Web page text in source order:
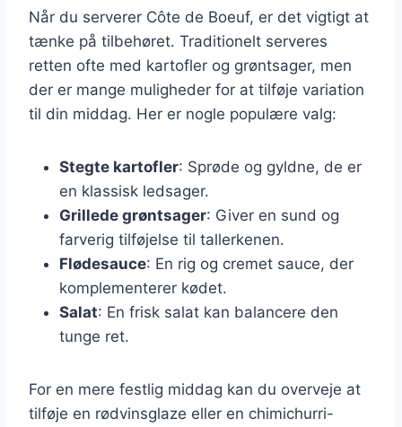
Når du serverer Côte de Boeuf, er det vigtigt at
tænke på tilbehøret. Traditionelt serveres
retten ofte med kartofler og grøntsager, men
der er mange muligheder for at tilføje variation
til din middag. Her er nogle populære valg:
Stegte kartofler: Sprøde og gyldne, de er
en klassisk ledsager.
Grillede grøntsager: Giver en sund og
farverig tilføjelse til tallerkenen.
Flødesauce: En rig og cremet sauce, der
komplementerer kødet.
Salat: En frisk salat kan balancere den
tunge ret.
For en mere festlig middag kan du overveje at
tilføje en rødvinsglaze eller en chimichurri-